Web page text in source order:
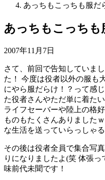
あっちもこっちも服だ
あっちもこっちも
2007年11月7日
さて、前回で告知していま
た！ 今度は役者以外の服も
にやら服だらけ！？って感
た役者さんやただ単に着た
ライフセーバーや陸上の格
ものもたくさんありました
な生活を送っていらっしゃ
その後は役者全員で集合写
りになりましたよ(笑 体張
味前代未聞です！